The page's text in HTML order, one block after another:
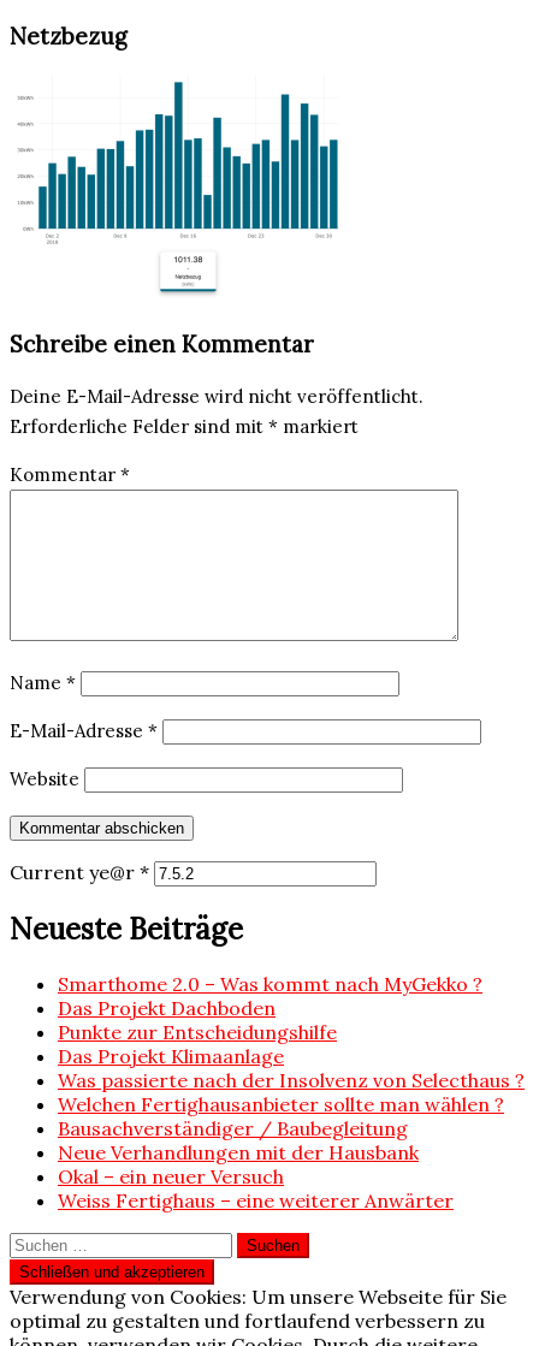
Netzbezug
Schreibe einen Kommentar
Deine E-Mail-Adresse wird nicht veröffentlicht.
Erforderliche Felder sind mit * markiert
Kommentar *
Name *
E-Mail-Adresse *
Website
Current ye@r *
Neueste Beiträge
Smarthome 2.0 – Was kommt nach MyGekko ?
Das Projekt Dachboden
Punkte zur Entscheidungshilfe
Das Projekt Klimaanlage
Was passierte nach der Insolvenz von Selecthaus ?
Welchen Fertighausanbieter sollte man wählen ?
Bausachverständiger / Baubegleitung
Neue Verhandlungen mit der Hausbank
Okal – ein neuer Versuch
Weiss Fertighaus – eine weiterer Anwärter
Suchen
nach:
Verwendung von Cookies: Um unsere Webseite für Sie
optimal zu gestalten und fortlaufend verbessern zu